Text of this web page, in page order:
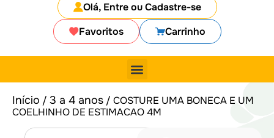
Olá, Entre ou Cadastre-se
Favoritos
Carrinho
Início / 3 a 4 anos / COSTURE UMA BONECA E UM
COELHINHO DE ESTIMACAO 4M